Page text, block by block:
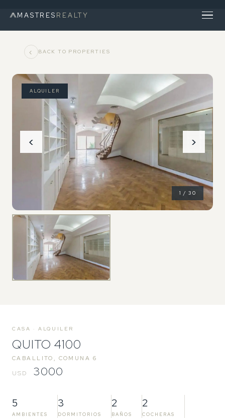
MASTRES REALTY
‹ BACK TO PROPERTIES
‹ ›
ALQUILER
1 / 30
CASA · ALQUILER
QUITO 4100
CABALLITO, COMUNA 6
USD 3000
5
AMBIENTES
3
DORMITORIOS
2
BAÑOS
2
COCHERAS